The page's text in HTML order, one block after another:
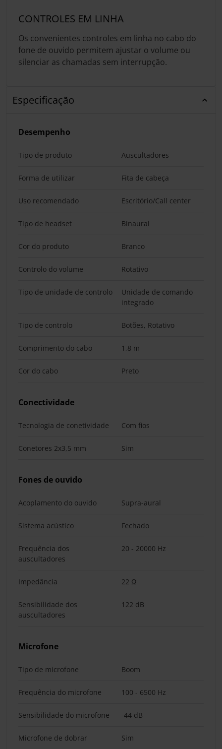
CONTROLES EM LINHA
Os convenientes controles em linha no cabo do
fone de ouvido permitem ajustar o volume ou
silenciar as chamadas sem interrupção.
Especificação
Desempenho
Tipo de produto Auscultadores
Forma de utilizar Fita de cabeça
Uso recomendado Escritório/Call center
Tipo de headset Binaural
Cor do produto Branco
Controlo do volume Rotativo
Tipo de unidade de controlo
Unidade de comando
integrado
Tipo de controlo Botões, Rotativo
Comprimento do cabo 1,8 m
Cor do cabo Preto
Conectividade
Tecnologia de conetividade Com fios
Conetores 2x3,5 mm Sim
Fones de ouvido
Acoplamento do ouvido Supra-aural
Sistema acústico Fechado
Frequência dos
auscultadores
20 - 20000 Hz
Impedância 22 Ω
Sensibilidade dos
auscultadores
122 dB
Microfone
Tipo de microfone Boom
Frequência do microfone 100 - 6500 Hz
Sensibilidade do microfone -44 dB
Microfone de dobrar Sim